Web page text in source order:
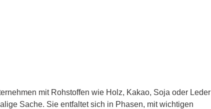
mit Rohstoffen wie Holz, Kakao, Soja oder Leder
Sache. Sie entfaltet sich in Phasen, mit wichtigen